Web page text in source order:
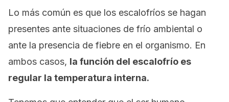
Lo más común es que los escalofríos se hagan
presentes ante situaciones de frío ambiental o
ante la presencia de fiebre en el organismo. En
ambos casos, la función del escalofrío es
regular la temperatura interna.